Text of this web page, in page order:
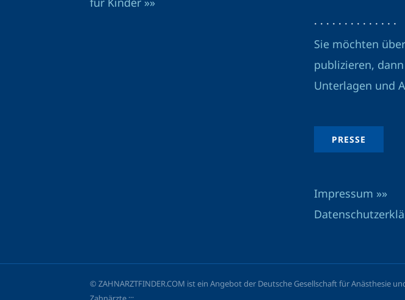
· · · · · · · · · · · · · ·
Sie möchten
publizieren,
Unterlagen und
PRESSE
Impressum »»
© ZAHNARZTFINDER.COM ist ein Angebot der Deutsche Gesellschaft für Anästhesie